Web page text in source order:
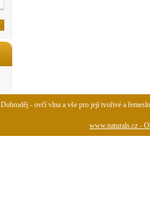
Dobroděj - ovčí vlna a vše pro její tvořivé a
www.naturals.cz -